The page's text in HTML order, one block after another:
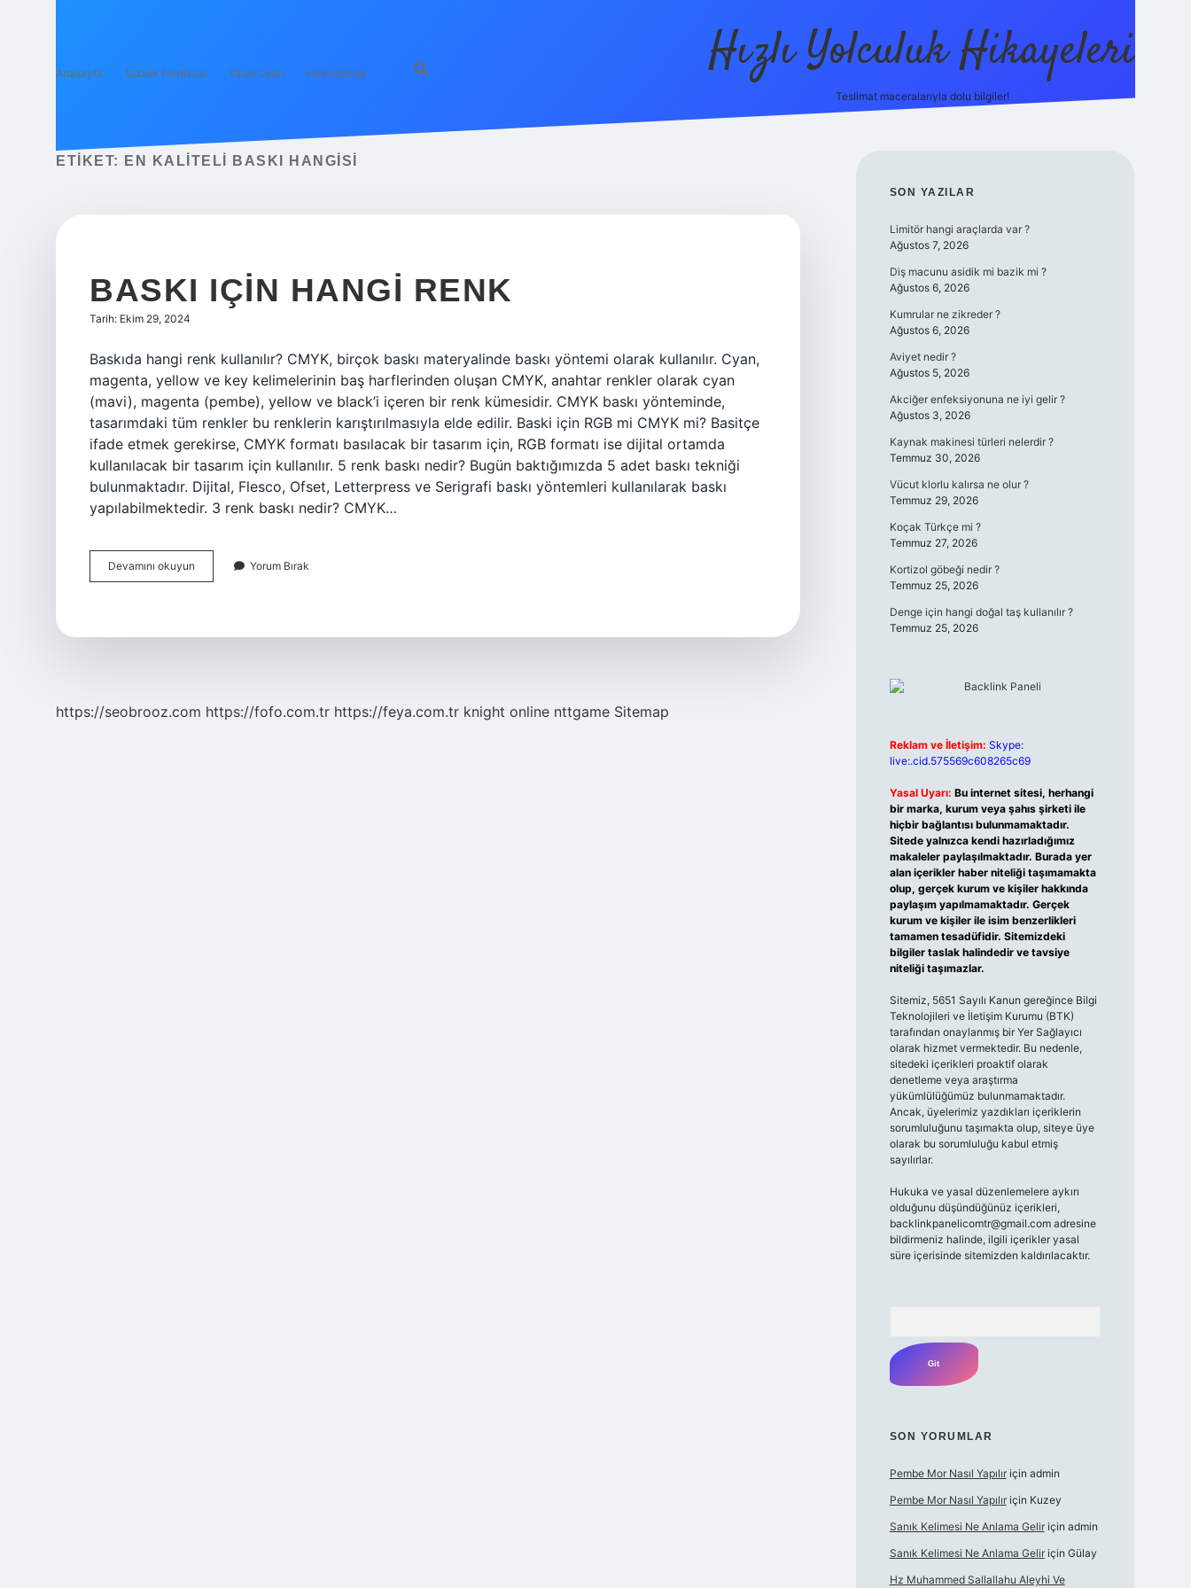
Anasayfa Gizlilik Politikası Yasal Uyarı Hakkımızda Hızlı Yolculuk Hikayeleri
Teslimat maceralarıyla dolu bilgiler!
ETIKET: EN KALITELI BASKI HANGISI
BASKI IÇIN HANGI RENK
Tarih: Ekim 29, 2024
Baskıda hangi renk kullanılır? CMYK, birçok baskı materyalinde baskı yöntemi olarak kullanılır. Cyan,
magenta, yellow ve key kelimelerinin baş harflerinden oluşan CMYK, anahtar renkler olarak cyan
(mavi), magenta (pembe), yellow ve black’i içeren bir renk kümesidir. CMYK baskı yönteminde,
tasarımdaki tüm renkler bu renklerin karıştırılmasıyla elde edilir. Baski için RGB mi CMYK mi? Basitçe
ifade etmek gerekirse, CMYK formatı basılacak bir tasarım için, RGB formatı ise dijital ortamda
kullanılacak bir tasarım için kullanılır. 5 renk baskı nedir? Bugün baktığımızda 5 adet baskı tekniği
bulunmaktadır. Dijital, Flesco, Ofset, Letterpress ve Serigrafi baskı yöntemleri kullanılarak baskı
yapılabilmektedir. 3 renk baskı nedir? CMYK…
Devamını okuyun
Için
Yorum Bırak
https://seobrooz.com https://fofo.com.tr https://feya.com.tr knight online nttgame Sitemap
SIDEBAR
SON YAZILAR
Limitör hangi araçlarda var ?
Ağustos 7, 2026
Diş macunu asidik mi bazik mi ?
Ağustos 6, 2026
Kumrular ne zikreder ?
Ağustos 6, 2026
Aviyet nedir ?
Ağustos 5, 2026
Akciğer enfeksiyonuna ne iyi gelir ?
Ağustos 3, 2026
Kaynak makinesi türleri nelerdir ?
Temmuz 30, 2026
Vücut klorlu kalırsa ne olur ?
Temmuz 29, 2026
Koçak Türkçe mi ?
Temmuz 27, 2026
Kortizol göbeği nedir ?
Temmuz 25, 2026
Denge için hangi doğal taş kullanılır ?
Temmuz 25, 2026
Reklam ve İletişim: Skype:
live:.cid.575569c608265c69
Yasal Uyarı: Bu internet sitesi, herhangi
bir marka, kurum veya şahıs şirketi ile
hiçbir bağlantısı bulunmamaktadır.
Sitede yalnızca kendi hazırladığımız
makaleler paylaşılmaktadır. Burada yer
alan içerikler haber niteliği taşımamakta
olup, gerçek kurum ve kişiler hakkında
paylaşım yapılmamaktadır. Gerçek
kurum ve kişiler ile isim benzerlikleri
tamamen tesadüfidir. Sitemizdeki
bilgiler taslak halindedir ve tavsiye
niteliği taşımazlar.
Sitemiz, 5651 Sayılı Kanun gereğince Bilgi
Teknolojileri ve İletişim Kurumu (BTK)
tarafından onaylanmış bir Yer Sağlayıcı
olarak hizmet vermektedir. Bu nedenle,
sitedeki içerikleri proaktif olarak
denetleme veya araştırma
yükümlülüğümüz bulunmamaktadır.
Ancak, üyelerimiz yazdıkları içeriklerin
sorumluluğunu taşımakta olup, siteye üye
olarak bu sorumluluğu kabul etmiş
sayılırlar.
Hukuka ve yasal düzenlemelere aykırı
olduğunu düşündüğünüz içerikleri,
backlinkpanelicomtr@gmail.comadresine
bildirmeniz halinde, ilgili içerikler yasal
süre içerisinde sitemizden kaldırılacaktır.
SON YORUMLAR
Pembe Mor Nasıl Yapılıriçin admin
Pembe Mor Nasıl Yapılıriçin Kuzey
Sanık Kelimesi Ne Anlama Geliriçin admin
Sanık Kelimesi Ne Anlama Geliriçin Gülay
Hz Muhammed Sallallahu Aleyhi Ve